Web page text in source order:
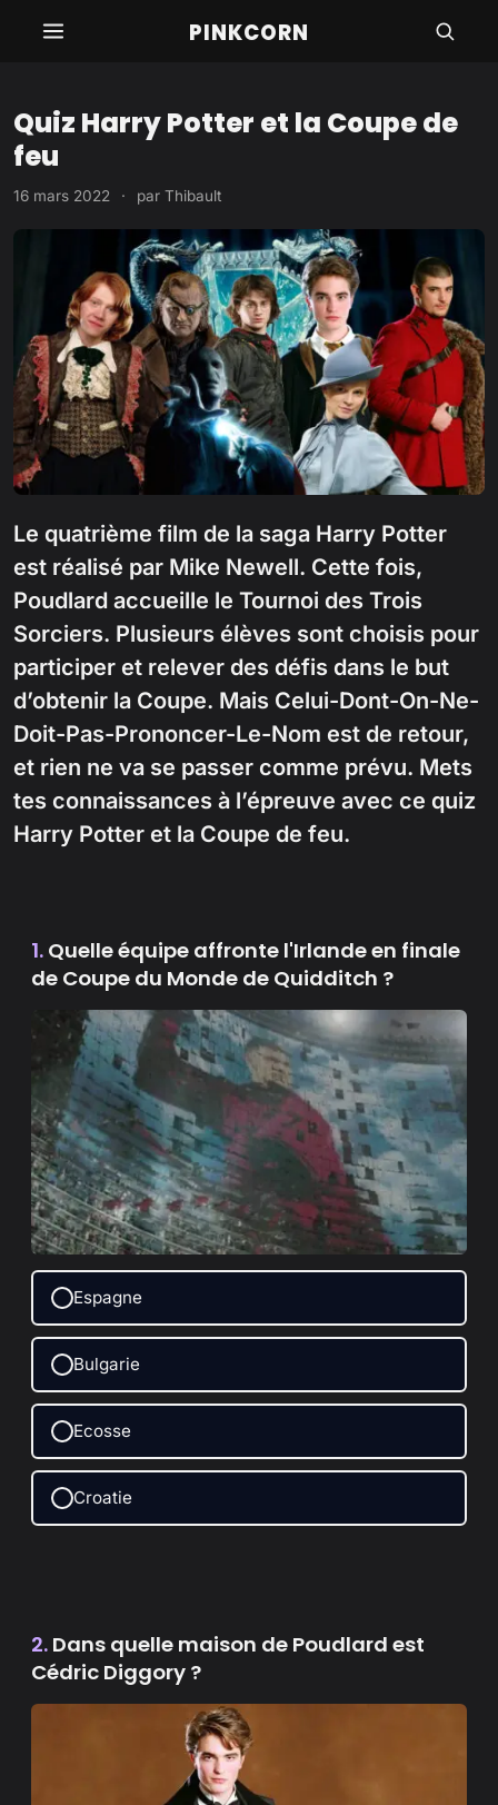
PINKCORN
Quiz Harry Potter et la Coupe de
feu
16 mars 2022 · par Thibault
Le quatrième film de la saga Harry Potter
est réalisé par Mike Newell. Cette fois,
Poudlard accueille le Tournoi des Trois
Sorciers. Plusieurs élèves sont choisis pour
participer et relever des défis dans le but
d’obtenir la Coupe. Mais Celui-Dont-On-Ne-
Doit-Pas-Prononcer-Le-Nom est de retour,
et rien ne va se passer comme prévu. Mets
tes connaissances à l’épreuve avec ce quiz
Harry Potter et la Coupe de feu.
1. Quelle équipe affronte l'Irlande en finale
de Coupe du Monde de Quidditch ?
Espagne
Bulgarie
Ecosse
Croatie
2. Dans quelle maison de Poudlard est
Cédric Diggory ?